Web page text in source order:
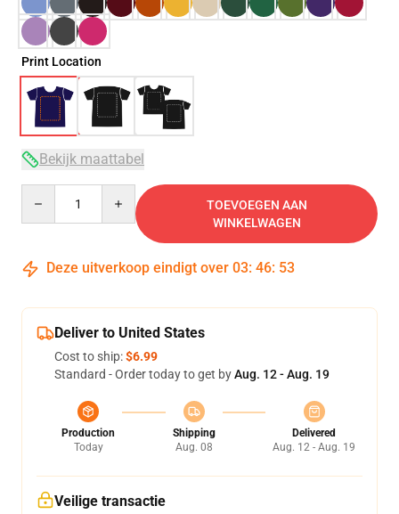
Print Location
Bekijk maattabel
TOEVOEGEN AAN
WINKELWAGEN
Deze uitverkoop eindigt over 03: 46: 53
Deliver to United States
Cost to ship:$6.99
Standard - Order today to get byAug. 12 - Aug. 19
Production
Today
Shipping
Aug. 08
Delivered
Aug. 12 - Aug. 19
Veilige transactie